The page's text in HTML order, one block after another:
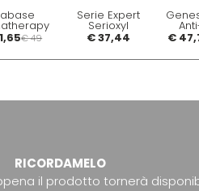
100ml
€ 49
Serie Expert
Serioxyl
Stemoxydine 5%
+ Resveratrol
Denser Hair
€ 37,44 €
RICORDAMELO
il prodotto tornerà